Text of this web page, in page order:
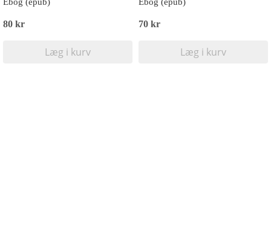
80 kr
Læg i kurv
70 kr
Læg i kurv